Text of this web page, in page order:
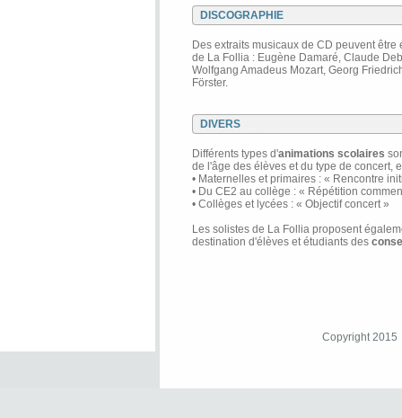
DISCOGRAPHIE
Des extraits musicaux de CD peuvent être
de La Follia : Eugène Damaré, Claude
Wolfgang Amadeus Mozart, Georg
Förster.
DIVERS
Différents types d'animations scolaires
de l'âge des élèves et du type de concert,
• Maternelles et primaires : « Rencontre
• Du CE2 au collège : « Répétition
• Collèges et lycées : « Objectif concert »
Les solistes de La Follia proposent
destination d'élèves et étudiants des
Copyright 2015